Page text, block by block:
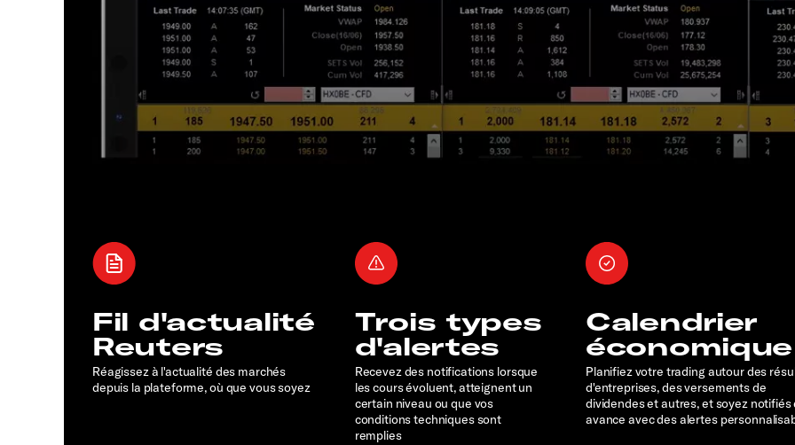
Fil d'actualité
Reuters
Réagissez à l'actualité des marchés
depuis la plateforme, où que vous soyez
Trois types
d'alertes
Recevez des notifications lorsque
les cours évoluent, atteignent un
certain niveau ou que vos
conditions techniques sont
remplies
Calendrier
économique
Planifiez votre trading autour des
d'entreprises, des versements de
dividendes et autres, et soyez notifiés
avance avec des alertes